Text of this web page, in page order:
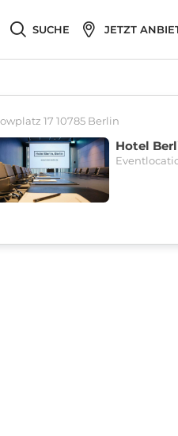
SUCHE JETZT
17 10785 Berlin
Hotel